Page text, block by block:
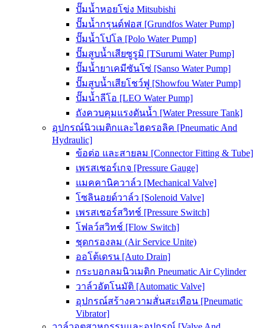
ปั๊มน้ำหอยโข่ง Mitsubishi
ปั๊มน้ำกรุนด์ฟอส [Grundfos Water Pump]
ปั๊มน้ำโปโล [Polo Water Pump]
ปั๊มสูบน้ำเสียซูรูมิ [TSurumi Water Pump]
ปั๊มน้ำยาเคมีซันโซ่ [Sanso Water Pump]
ปั๊มสูบน้ำเสียโชว์ฟู [Showfou Water Pump]
ปั๊มน้ำลีโอ [LEO Water Pump]
ถังควบคุมแรงดันน้ำ [Water Pressure Tank]
อุปกรณ์นิวเมติกและไฮดรอลิค [Pneumatic And
Hydraulic]
ข้อต่อ และสายลม [Connector Fitting & Tube]
เพรสเชอร์เกจ [Pressure Gauge]
แมคคานิควาล์ว [Mechanical Valve]
โซลินอยด์วาล์ว [Solenoid Valve]
เพรสเชอร์สวิทช์ [Pressure Switch]
โฟลว์สวิทช์ [Flow Switch]
ชุดกรองลม (Air Service Unite)
ออโต้เดรน [Auto Drain]
กระบอกลมนิวเมติก Pneumatic Air Cylinder
วาล์วอัตโนมัติ [Automatic Valve]
อุปกรณ์สร้างความสั่นสะเทือน [Pneumatic
Vibrator]